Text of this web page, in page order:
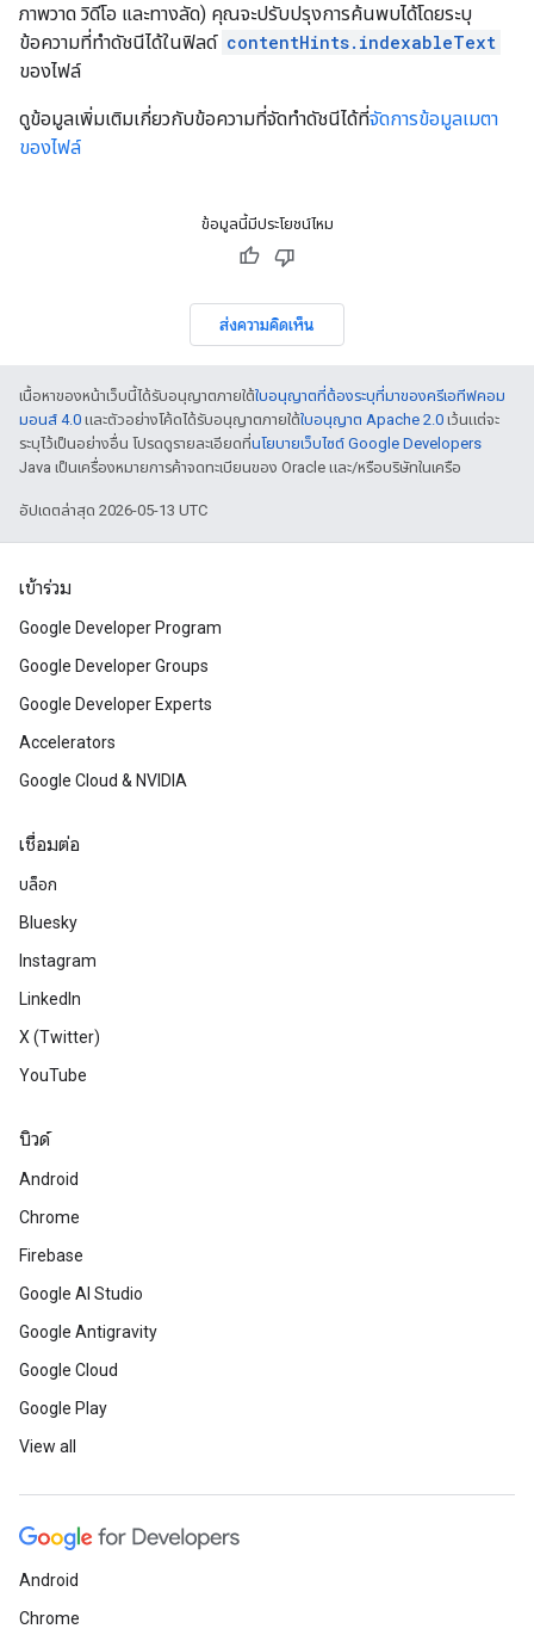
ภาพวาด วิดีโอ และทางลัด) คุณจะปรับปรุงการค้นพบได้โดยระบุ
ข้อความที่ทำดัชนีได้ในฟิลด์ contentHints.indexableText
ของไฟล์
ดูข้อมูลเพิ่มเติมเกี่ยวกับข้อความที่จัดทำดัชนีได้ที่จัดการข้อมูลเมตา
ของไฟล์
ข้อมูลนี้มีประโยชน์ไหม
ส่งความคิดเห็น
เนื้อหาของหน้าเว็บนี้ได้รับอนุญาตภายใต้ใบอนุญาตที่ต้องระบุที่มาของครีเอทีฟคอม
มอนส์ 4.0 และตัวอย่างโค้ดได้รับอนุญาตภายใต้ใบอนุญาต Apache 2.0 เว้นแต่จะ
ระบุไว้เป็นอย่างอื่น โปรดดูรายละเอียดที่นโยบายเว็บไซต์ Google Developers
Java เป็นเครื่องหมายการค้าจดทะเบียนของ Oracle และ/หรือบริษัทในเครือ
อัปเดตล่าสุด 2026-05-13 UTC
เข้าร่วม
Google Developer Program
Google Developer Groups
Google Developer Experts
Accelerators
Google Cloud & NVIDIA
เชื่อมต่อ
บล็อก
Bluesky
Instagram
LinkedIn
X (Twitter)
YouTube
บิวด์
Android
Chrome
Firebase
Google AI Studio
Google Antigravity
Google Cloud
Google Play
View all
Android
Chrome